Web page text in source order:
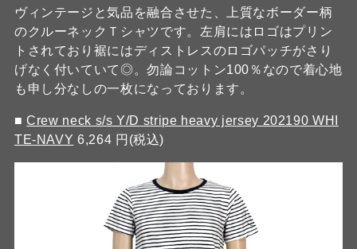
ヴィンテージと気品を融合させた、上質なボーダー柄
のクルーネックＴシャツです。左肩にはロゴはプリン
トされており裾にはディストレスのロゴパッチがさり
げなく付いていて◎。勿論コットン100％なので着心地
も申し分なしの一枚になっております。
■Crew neck s/s Y/D stripe heavy jersey 202190 WHI
TE-NAVY 6,264 円(税込)